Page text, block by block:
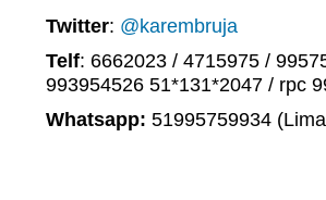
Twitter: @karembruja
Telf: 6662023 / 4715975 /
993954526 51*131*2047 / rpc
Whatsapp: 51995759934